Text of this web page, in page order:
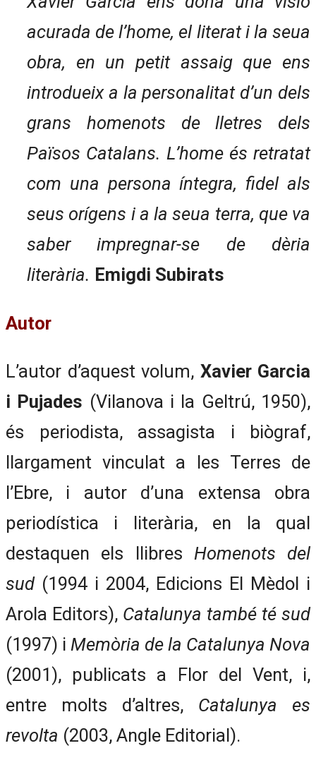
acurada de l’home, el literat i la seua
obra, en un petit assaig que ens
introdueix a la personalitat d’un dels
grans homenots de lletres dels
Països Catalans. L’home és retratat
com una persona íntegra, fidel als
seus orígens i a la seua terra, que va
saber impregnar-se de dèria
literària. Emigdi Subirats
Autor
L’autor d’aquest volum, Xavier Garcia
i Pujades (Vilanova i la Geltrú, 1950),
és periodista, assagista i biògraf,
llarga­ment vinculat a les Terres de
l’Ebre, i autor d’una extensa obra
periodística i literària, en la qual
destaquen els llibres Homenots del
sud(1994 i 2004, Edicions El Mèdol i
Arola Editors), Catalunya també té sud
(1997) i Memòria de la Catalunya Nova
(2001), publicats a Flor del Vent, i,
entre molts d’altres, Catalunya es
revolta (2003, Angle Editorial).